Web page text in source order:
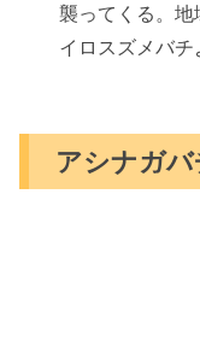
襲ってくる。
イロスズメバチ
アシナガバ